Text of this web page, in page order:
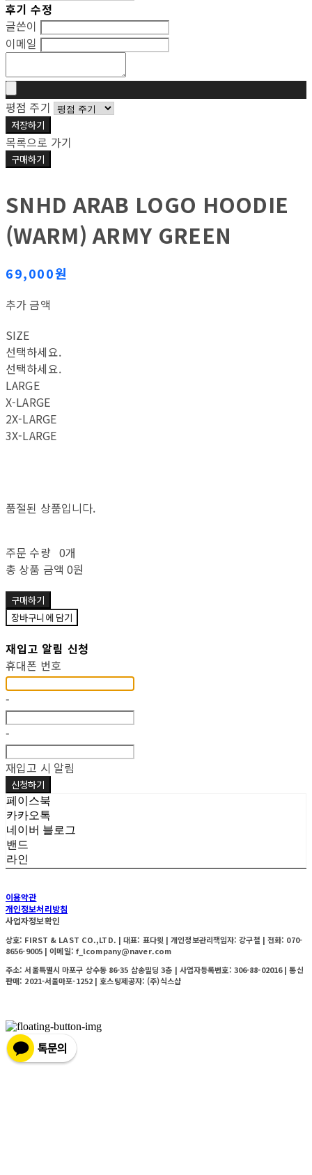
후기 수정
글쓴이
이메일
평점 주기
저장하기
목록으로 가기
구매하기
SNHD ARAB LOGO HOODIE
(WARM) ARMY GREEN
69,000원
추가 금액
SIZE
선택하세요.
선택하세요.
LARGE
X-LARGE
2X-LARGE
3X-LARGE
품절된 상품입니다.
주문 수량 0개
총 상품 금액 0원
구매하기
장바구니에 담기
재입고 알림 신청
휴대폰 번호
-
-
재입고 시 알림
신청하기
페이스북
카카오톡
네이버 블로그
밴드
라인
이용약관
개인정보처리방침
사업자정보확인
상호: FIRST & LAST CO.,LTD. | 대표: 표다윗 | 개인정보관리책임자: 강구철 | 전화: 070-
8656-9005 | 이메일: f_lcompany@naver.com
주소: 서울특별시 마포구 상수동 86-35 삼송빌딩 3층 | 사업자등록번호: 306-88-02016| 통신
판매: 2021-서울마포-1252 | 호스팅제공자: (주)식스샵